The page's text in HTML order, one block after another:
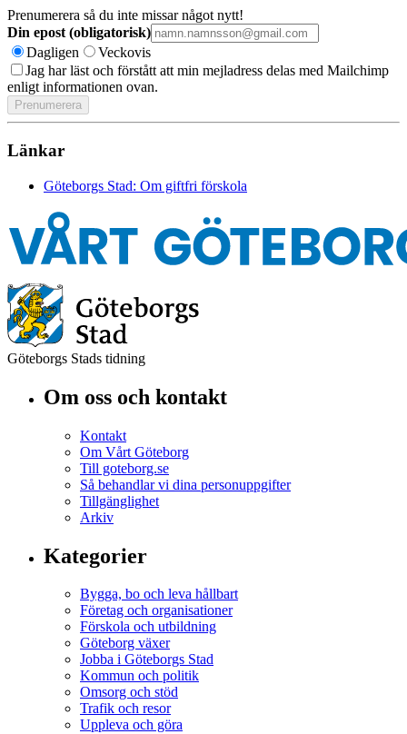
Prenumerera så du inte missar något nytt!
Din epost (obligatorisk)
Dagligen
Veckovis
Jag har läst och förstått att min mejladress delas med Mailchimp
enligt informationen ovan.
Länkar
Göteborgs Stad: Om giftfri förskola
Göteborgs Stads tidning
Om oss och kontakt
Kontakt
Om Vårt Göteborg
Till goteborg.se
Så behandlar vi dina personuppgifter
Tillgänglighet
Arkiv
Kategorier
Bygga, bo och leva hållbart
Företag och organisationer
Förskola och utbildning
Göteborg växer
Jobba i Göteborgs Stad
Kommun och politik
Omsorg och stöd
Trafik och resor
Uppleva och göra